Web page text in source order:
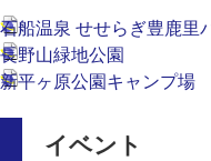
石船温泉 せせらぎ豊鹿里
長野山緑地公園
新平ヶ原公園キャンプ場
イベント